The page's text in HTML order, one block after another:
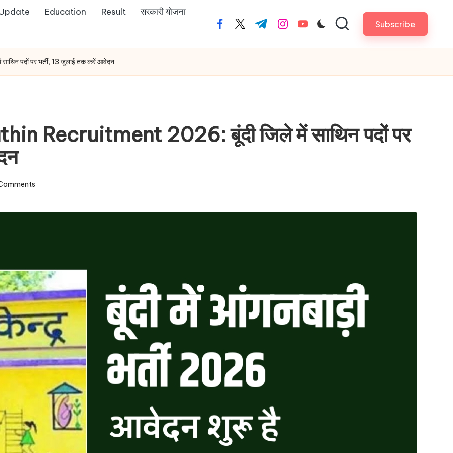
Education Result सरकारी योजना
facebook.com
twitter.com
t.me instagram.com
youtube.com Subscribe
पदों पर भर्ती, 13 जुलाई तक करें आवेदन
Recruitment 2026: बूंदी जिले में साथिन पदों पर